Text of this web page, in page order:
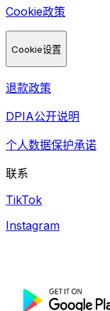
Cookie政策
Cookie设置
退款政策
DPIA公开说明
个人数据保护承诺
联系
TikTok
Instagram